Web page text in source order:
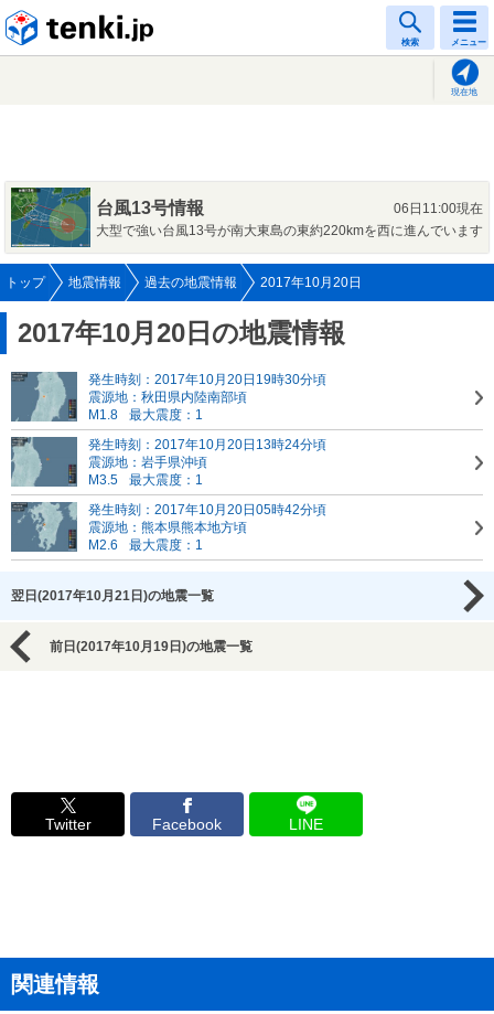
検索 メニュー
現在地
台風13号情報
06日11:00現在
大型で強い台風13号が南大東島の東約220kmを西に進んでいます
トップ 地震情報 過去の地震情報 2017年10月20日
2017年10月20日の地震情報
発生時刻：2017年10月20日19時30分頃
震源地：秋田県内陸南部頃
M1.8
最大震度：1
発生時刻：2017年10月20日13時24分頃
震源地：岩手県沖頃
M3.5
最大震度：1
発生時刻：2017年10月20日05時42分頃
震源地：熊本県熊本地方頃
M2.6
最大震度：1
翌日(2017年10月21日)の地震一覧
前日(2017年10月19日)の地震一覧
Twitter Facebook LINE
関連情報